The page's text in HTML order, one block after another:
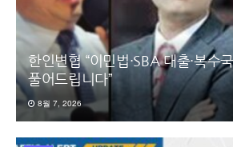
한인변협 “이민법·SBA 대출·복수
풀어드립니다”
8월 7, 2026